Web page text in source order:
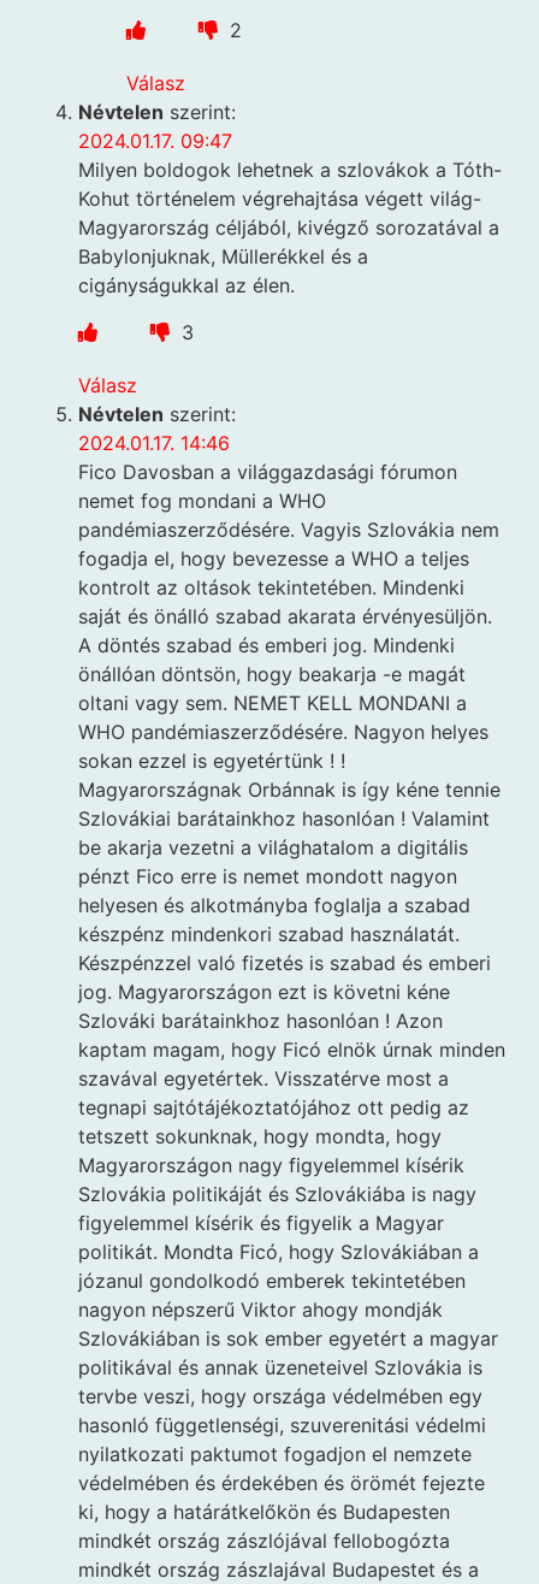
2
Válasz
Névtelen szerint:
2024.01.17. 09:47
Milyen boldogok lehetnek a szlovákok a Tóth-
Kohut történelem végrehajtása végett világ-
Magyarország céljából, kivégző sorozatával a
Babylonjuknak, Müllerékkel és a
cigányságukkal az élen.
3
Válasz
Névtelen szerint:
2024.01.17. 14:46
Fico Davosban a világgazdasági fórumon
nemet fog mondani a WHO
pandémiaszerződésére. Vagyis Szlovákia nem
fogadja el, hogy bevezesse a WHO a teljes
kontrolt az oltások tekintetében. Mindenki
saját és önálló szabad akarata érvényesüljön.
A döntés szabad és emberi jog. Mindenki
önállóan döntsön, hogy beakarja -e magát
oltani vagy sem. NEMET KELL MONDANI a
WHO pandémiaszerződésére. Nagyon helyes
sokan ezzel is egyetértünk ! !
Magyarországnak Orbánnak is így kéne tennie
Szlovákiai barátainkhoz hasonlóan ! Valamint
be akarja vezetni a világhatalom a digitális
pénzt Fico erre is nemet mondott nagyon
helyesen és alkotmányba foglalja a szabad
készpénz mindenkori szabad használatát.
Készpénzzel való fizetés is szabad és emberi
jog. Magyarországon ezt is követni kéne
Szlováki barátainkhoz hasonlóan ! Azon
kaptam magam, hogy Ficó elnök úrnak minden
szavával egyetértek. Visszatérve most a
tegnapi sajtótájékoztatójához ott pedig az
tetszett sokunknak, hogy mondta, hogy
Magyarországon nagy figyelemmel kísérik
Szlovákia politikáját és Szlovákiába is nagy
figyelemmel kísérik és figyelik a Magyar
politikát. Mondta Ficó, hogy Szlovákiában a
józanul gondolkodó emberek tekintetében
nagyon népszerű Viktor ahogy mondják
Szlovákiában is sok ember egyetért a magyar
politikával és annak üzeneteivel Szlovákia is
tervbe veszi, hogy országa védelmében egy
hasonló függetlenségi, szuverenitási védelmi
nyilatkozati paktumot fogadjon el nemzete
védelmében és érdekében és örömét fejezte
ki, hogy a határátkelőkön és Budapesten
mindkét ország zászlójával fellobogózta
mindkét ország zászlajával Budapestet és a